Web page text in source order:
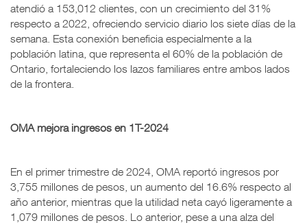
atendió a 153,012 clientes, con un crecimiento del 31%
respecto a 2022, ofreciendo servicio diario los siete días de la
semana. Esta conexión beneficia especialmente a la
población latina, que representa el 60% de la población de
Ontario, fortaleciendo los lazos familiares entre ambos lados
de la frontera.
OMA mejora ingresos en 1T-2024
En el primer trimestre de 2024, OMA reportó ingresos por
3,755 millones de pesos, un aumento del 16.6% respecto al
año anterior, mientras que la utilidad neta cayó ligeramente a
1,079 millones de pesos. Lo anterior, pese a una alza del